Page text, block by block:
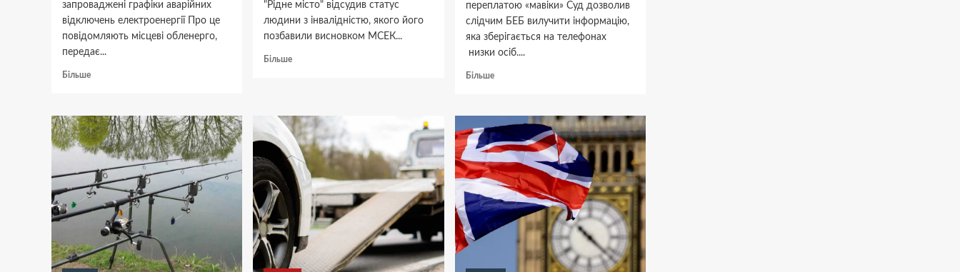
запроваджені графіки аварійних
відключень електроенергії Про це
повідомляють місцеві обленерго,
передає...
БільшеДокладніше
областях
України
після
нічних
обстрілів
запровадили
аварійні
відключення
електрики
"Рідне місто" відсудив статус
людини з інвалідністю, якого його
позбавили висновком МСЕК...
БільшеДокладніше
через
суд
повернув
собі
скасовану
інвалідність
переплатою «мавіки» Суд дозволив
слідчим БЕБ вилучити інформацію,
яка зберігається на телефонах
низки осіб....
БільшеДокладніше
дії
БЕБ
щодо
Євгена
Диканя
проведені
рамках
кримінальної
закупівлі